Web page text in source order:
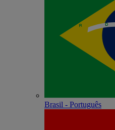
Brasil - Português